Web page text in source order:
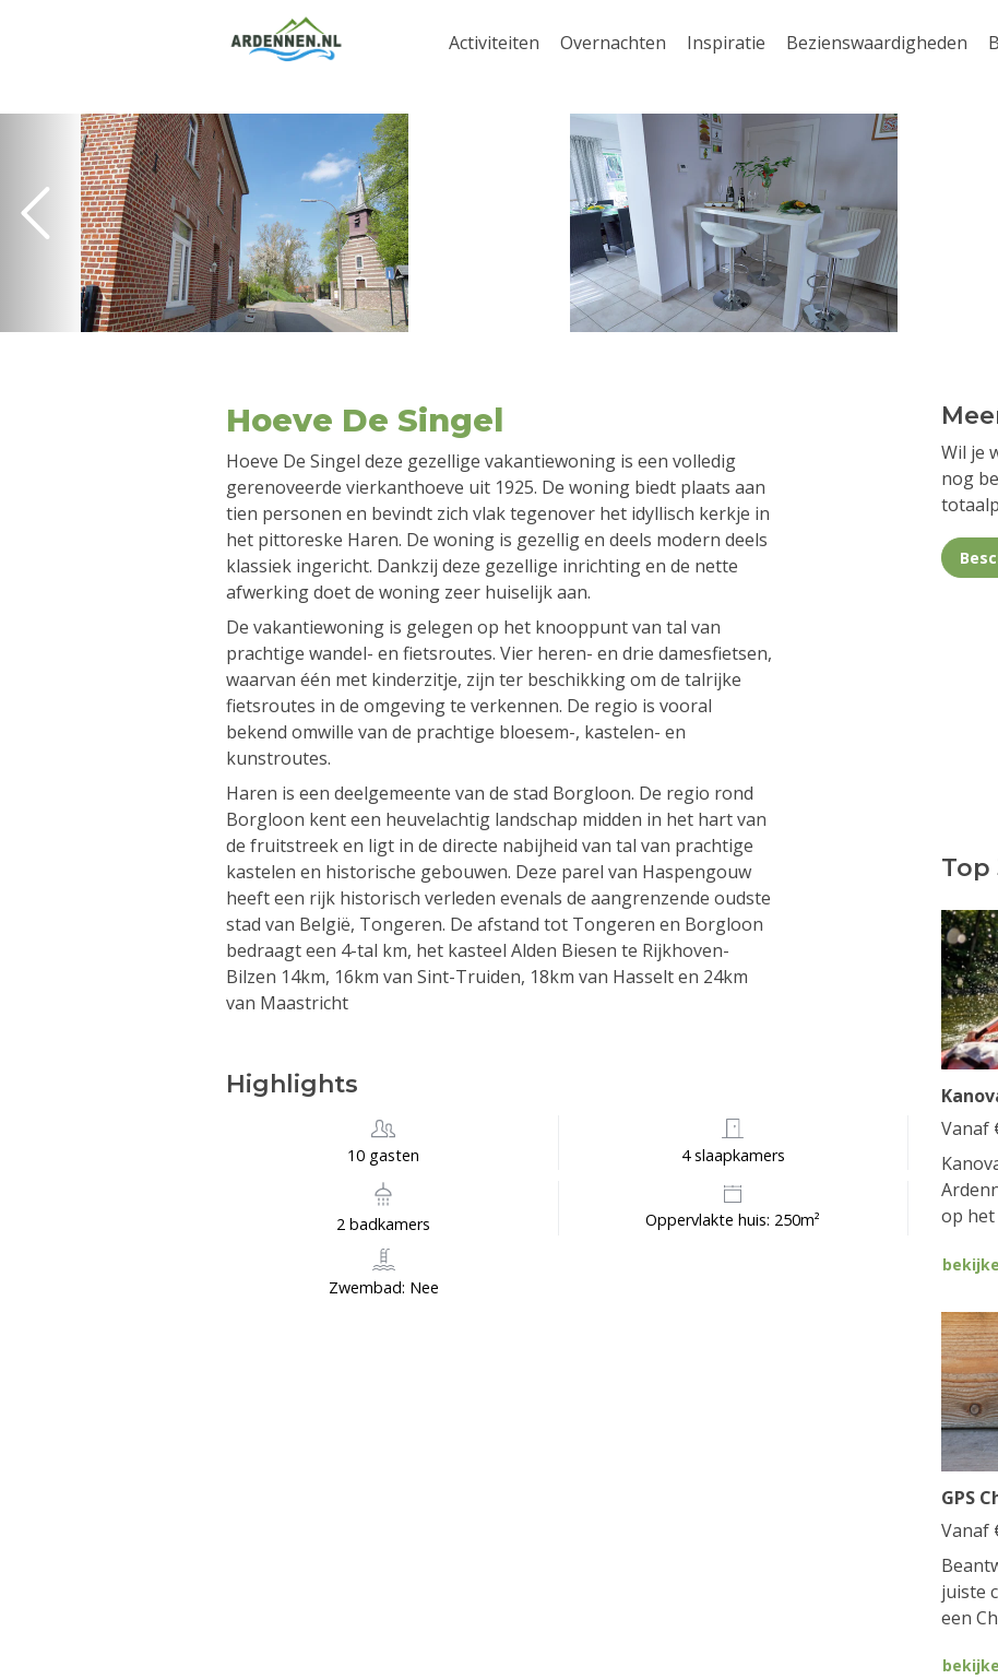
Activiteiten Overnachten Inspiratie Bezienswaardigheden
Hoeve De Singel
Hoeve De Singel deze gezellige vakantiewoning is een volledig
gerenoveerde vierkanthoeve uit 1925. De woning biedt plaats aan
tien personen en bevindt zich vlak tegenover het idyllisch kerkje in
het pittoreske Haren. De woning is gezellig en deels modern deels
klassiek ingericht. Dankzij deze gezellige inrichting en de nette
afwerking doet de woning zeer huiselijk aan.
De vakantiewoning is gelegen op het knooppunt van tal van
prachtige wandel- en fietsroutes. Vier heren- en drie damesfietsen,
waarvan één met kinderzitje, zijn ter beschikking om de talrijke
fietsroutes in de omgeving te verkennen. De regio is vooral
bekend omwille van de prachtige bloesem-, kastelen- en
kunstroutes.
Haren is een deelgemeente van de stad Borgloon. De regio rond
Borgloon kent een heuvelachtig landschap midden in het hart van
de fruitstreek en ligt in de directe nabijheid van tal van prachtige
kastelen en historische gebouwen. Deze parel van Haspengouw
heeft een rijk historisch verleden evenals de aangrenzende oudste
stad van België, Tongeren. De afstand tot Tongeren en Borgloon
bedraagt een 4-tal km, het kasteel Alden Biesen te Rijkhoven-
Bilzen 14km, 16km van Sint-Truiden, 18km van Hasselt en 24km
van Maastricht
Highlights
10 gasten 4 slaapkamers
2 badkamers Oppervlakte huis: 250m²
Zwembad: Nee
Wil je
nog
Top
Vanaf
op het
GPS
Vanaf
juiste
een